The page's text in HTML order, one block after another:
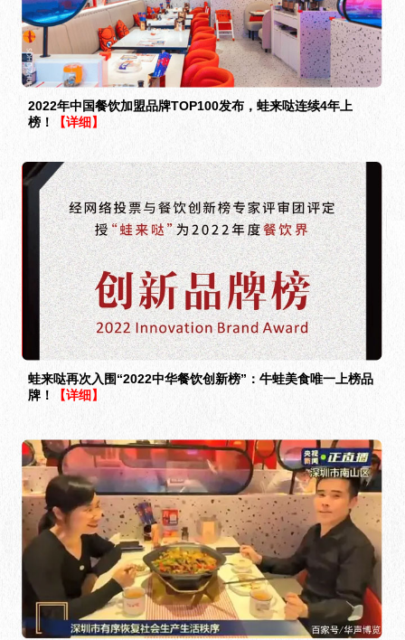
2022年中国餐饮加盟品牌TOP100发布，蛙来哒连续4年上
榜！
【详细】
蛙来哒再次入围“2022中华餐饮创新榜”：牛蛙美食唯一上榜品
牌！
【详细】